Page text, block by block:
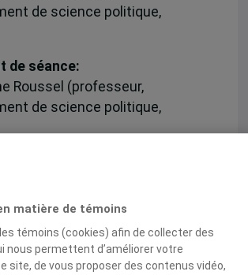
de science politique,
de séance:
Roussel (professeur,
de science politique,
matière de témoins
témoins (cookies) afin de collecter des
nous permettent d’améliorer votre
site, de vous proposer des contenus vidéo,